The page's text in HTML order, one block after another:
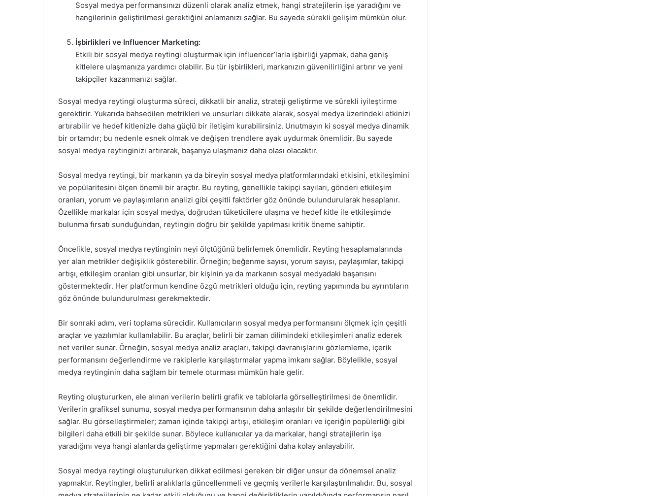
Sosyal medya performansınızı düzenli olarak analiz etmek, hangi stratejilerin işe yaradığını ve
hangilerinin geliştirilmesi gerektiğini anlamanızı sağlar. Bu sayede sürekli gelişim mümkün olur.
İşbirlikleri ve Influencer Marketing:
Etkili bir sosyal medya reytingi oluşturmak için influencer’larla işbirliği yapmak, daha geniş
kitlelere ulaşmanıza yardımcı olabilir. Bu tür işbirlikleri, markanızın güvenilirliğini artırır ve yeni
takipçiler kazanmanızı sağlar.
Sosyal medya reytingi oluşturma süreci, dikkatli bir analiz, strateji geliştirme ve sürekli iyileştirme
gerektirir. Yukarıda bahsedilen metrikleri ve unsurları dikkate alarak, sosyal medya üzerindeki etkinizi
artırabilir ve hedef kitlenizle daha güçlü bir iletişim kurabilirsiniz. Unutmayın ki sosyal medya dinamik
bir ortamdır; bu nedenle esnek olmak ve değişen trendlere ayak uydurmak önemlidir. Bu sayede
sosyal medya reytinginizi artırarak, başarıya ulaşmanız daha olası olacaktır.
Sosyal medya reytingi, bir markanın ya da bireyin sosyal medya platformlarındaki etkisini, etkileşimini
ve popülaritesini ölçen önemli bir araçtır. Bu reyting, genellikle takipçi sayıları, gönderi etkileşim
oranları, yorum ve paylaşımların analizi gibi çeşitli faktörler göz önünde bulundurularak hesaplanır.
Özellikle markalar için sosyal medya, doğrudan tüketicilere ulaşma ve hedef kitle ile etkileşimde
bulunma fırsatı sunduğundan, reytingin doğru bir şekilde yapılması kritik öneme sahiptir.
Öncelikle, sosyal medya reytinginin neyi ölçtüğünü belirlemek önemlidir. Reyting hesaplamalarında
yer alan metrikler değişiklik gösterebilir. Örneğin; beğenme sayısı, yorum sayısı, paylaşımlar, takipçi
artışı, etkileşim oranları gibi unsurlar, bir kişinin ya da markanın sosyal medyadaki başarısını
göstermektedir. Her platformun kendine özgü metrikleri olduğu için, reyting yapımında bu ayrıntıların
göz önünde bulundurulması gerekmektedir.
Bir sonraki adım, veri toplama sürecidir. Kullanıcıların sosyal medya performansını ölçmek için çeşitli
araçlar ve yazılımlar kullanılabilir. Bu araçlar, belirli bir zaman dilimindeki etkileşimleri analiz ederek
net veriler sunar. Örneğin, sosyal medya analiz araçları, takipçi davranışlarını gözlemleme, içerik
performansını değerlendirme ve rakiplerle karşılaştırmalar yapma imkanı sağlar. Böylelikle, sosyal
medya reytinginin daha sağlam bir temele oturması mümkün hale gelir.
Reyting oluştururken, ele alınan verilerin belirli grafik ve tablolarla görselleştirilmesi de önemlidir.
Verilerin grafiksel sunumu, sosyal medya performansının daha anlaşılır bir şekilde değerlendirilmesini
sağlar. Bu görselleştirmeler; zaman içinde takipçi artışı, etkileşim oranları ve içeriğin popülerliği gibi
bilgileri daha etkili bir şekilde sunar. Böylece kullanıcılar ya da markalar, hangi stratejilerin işe
yaradığını veya hangi alanlarda geliştirme yapmaları gerektiğini daha kolay anlayabilir.
Sosyal medya reytingi oluşturulurken dikkat edilmesi gereken bir diğer unsur da dönemsel analiz
yapmaktır. Reytingler, belirli aralıklarla güncellenmeli ve geçmiş verilerle karşılaştırılmalıdır. Bu, sosyal